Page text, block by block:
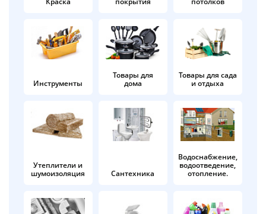
Инструменты
Товары для
дома
Товары для сада
и отдыха
Утеплители и
шумоизоляция
Сантехника
Водоснабжение,
водоотведение,
отопление.
в корзину
Оплачивайте сегодня только
25% картой любого банка
Получайте товар
выбранный способом
Оставшиеся
% будут
по25%каждые 2 недели